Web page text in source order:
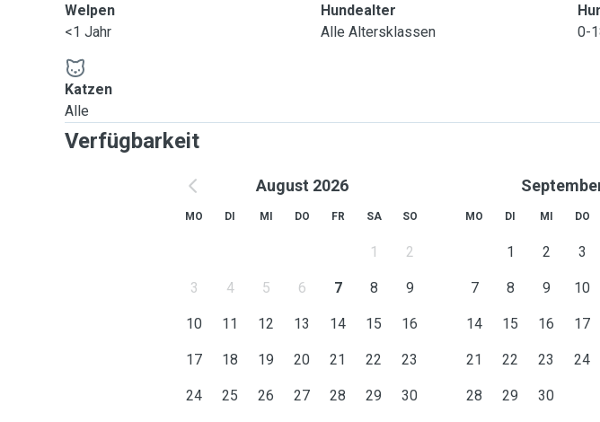
Welpen
<1 Jahr
Hundealter
Alle Altersklassen
0-
Katzen
Alle
Verfügbarkeit
August 2026
MO DI MI DO FR SA SO
1 2
3 4 5 6 7 8 9
10 11 12 13 14 15 16
17 18 19 20 21 22 23
24 25 26 27 28 29 30
MO DI MI DO
1 2 3
7 8 9 10
14 15 16 17
21 22 23 24
28 29 30